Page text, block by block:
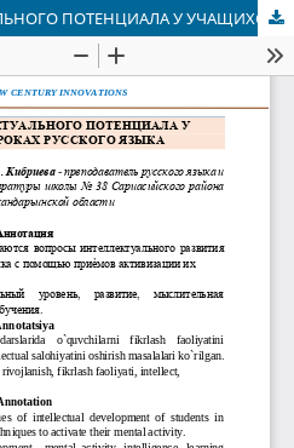
РАЗВИТИЕ ИНТЕЛЛЕКТУАЛЬНОГО ПОТЕНЦИАЛА У УЧАЩИХСЯ НА УРОКАХ РУССКОГО ЯЗЫКА